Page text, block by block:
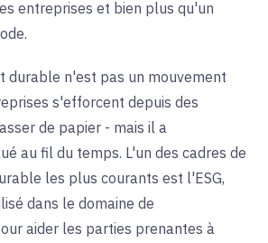
entreprises et bien plus qu'un
durable n'est pas un mouvement
s'efforcent depuis des
de papier - mais il a
au fil du temps. L'un des cadres de
les plus courants est l'ESG,
dans le domaine de
aider les parties prenantes à